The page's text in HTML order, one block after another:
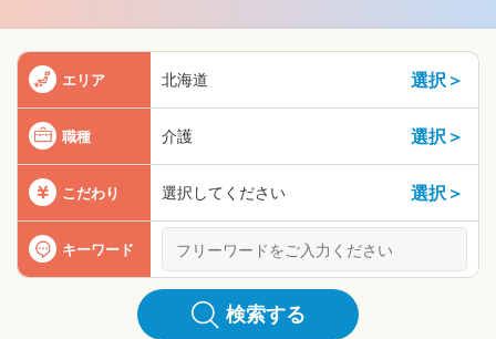
エリア 北海道 選択＞
職種 介護 選択＞
こだわり 選択してください 選択＞
キーワード
検索する